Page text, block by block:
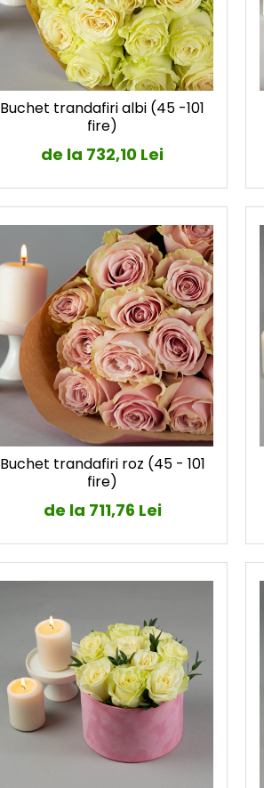
Buchet trandafiri albi (45 -101
fire)
de la 732,10 Lei
Buchet trandafiri roz (45 - 101
fire)
de la 711,76 Lei